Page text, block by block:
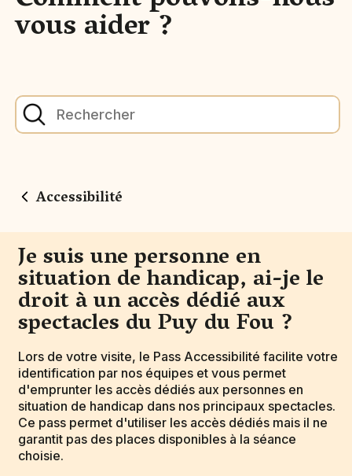
vous aider ?
Accessibilité
Je suis une personne en
situation de handicap, ai-je le
droit à un accès dédié aux
spectacles du Puy du Fou ?
Lors de votre visite, le Pass Accessibilité facilite votre
identification par nos équipes et vous permet
d'emprunter les accès dédiés aux personnes en
situation de handicap dans nos principaux spectacles.
Ce pass permet d'utiliser les accès dédiés mais il ne
garantit pas des places disponibles à la séance
choisie.